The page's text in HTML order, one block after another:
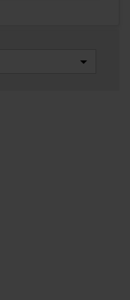
